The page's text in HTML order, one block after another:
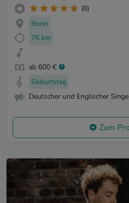
(8)
Bonn
76 km
ab 600 €
Geburtstag
Deutscher und Englischer
Zum